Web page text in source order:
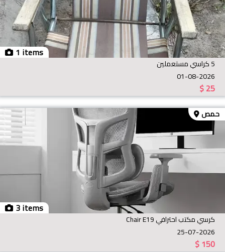
1 items
5 كراسي مستعملين
01-08-2026
$25
3 items
حمص
كرسي مكتب احترافي Chair E19
25-07-2026
$150